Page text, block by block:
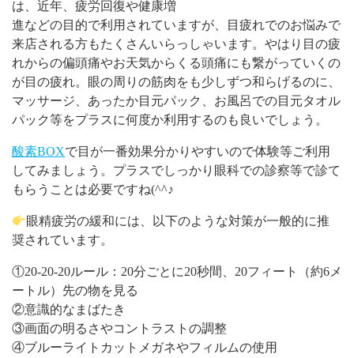
は、近年、疲労回復や健康増
進などの目的で利用されていますが、目疲れでのお悩みで
来店される方もたくさんいらっしゃいます。やはり目の疲
れからの偏頭痛やお天気からくる頭痛にも繋がっていくの
が目の疲れ。眼の周りの筋肉をも少しずつ和らげるのに、
マッサージ、あったか目元パック、お風呂での目元タオル
パック等をプラスに何度か利用するのも良いでしょう。
酸素BOXで目が一番効果分かりやすいので体験等ご利用
してみましょう。プラスでしっかり眼科での診察等で診て
もらうことは必要ですね(^^♪
眼精疲労の緩和には、以下のような対策が一般的に推
奨されています。
①20-20-20ルール：20分ごとに20秒間、20フィート（約6メ
ートル）先の物を見る
②意識的なまばたき
③画面の明るさやコントラストの調整
④ブルーライトカットメガネやフィルムの使用